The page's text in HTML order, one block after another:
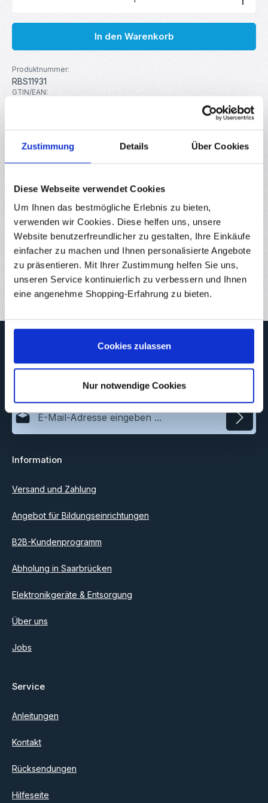
Zustimmung Details Über Cookies
Diese Webseite verwendet Cookies
Um Ihnen das bestmögliche Erlebnis zu bieten,
verwenden wir Cookies. Diese helfen uns, unsere
Website benutzerfreundlicher zu gestalten, Ihre Einkäufe
einfacher zu machen und Ihnen personalisierte Angebote
zu präsentieren. Mit Ihrer Zustimmung helfen Sie uns,
unseren Service kontinuierlich zu verbessern und Ihnen
eine angenehme Shopping-Erfahrung zu bieten.
Cookies zulassen
Nur notwendige Cookies
In den Warenkorb
Produktnummer:
RBS11931
GTIN/EAN:
0.009 kg
Beschreibung
Digitales Mini-Verstärkermodul PAM8403. Das Modul wird
mit 5V versorgt und kann dann ein Stereosignal mit 2x3 Watt
ausgeb… Mehr
Downloads
Bewertungen
1
Abonnieren Sie jetzt unseren regelmäßig erscheinenden
Newsletter, um rechtzeitig über neue Produkte und Angebote
informiert zu werden.
E-Mail-Adresse*
Ich habe dieDatenschutzbestimmungen
einverstanden.
Information
Versand und Zahlung
Angebot für Bildungseinrichtungen
B2B-Kundenprogramm
Abholung in Saarbrücken
Elektronikgeräte & Entsorgung
Über uns
Jobs
Service
Anleitungen
Kontakt
Rücksendungen
Hilfeseite